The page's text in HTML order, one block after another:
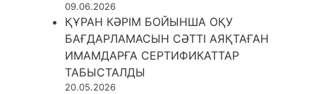
09.06.2026
ҚҰРАН КӘРІМ БОЙЫНША ОҚУ
БАҒДАРЛАМАСЫН СӘТТІ АЯҚТАҒАН
ИМАМДАРҒА СЕРТИФИКАТТАР
ТАБЫСТАЛДЫ
20.05.2026